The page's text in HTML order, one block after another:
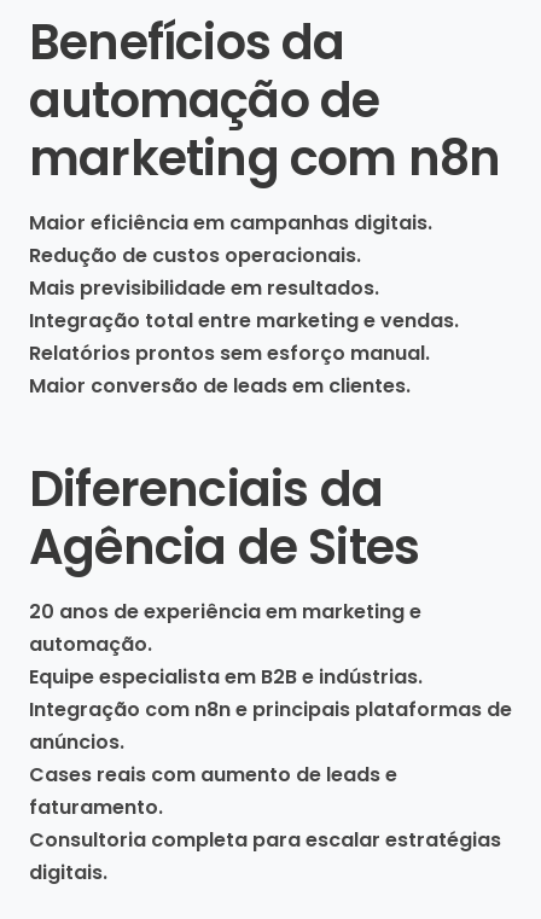
Benefícios da
automação de
marketing com n8n
Maior eficiência em campanhas digitais.
Redução de custos operacionais.
Mais previsibilidade em resultados.
Integração total entre marketing e vendas.
Relatórios prontos sem esforço manual.
Maior conversão de leads em clientes.
Diferenciais da
Agência de Sites
20 anos de experiência em marketing e
automação.
Equipe especialista em B2B e indústrias.
Integração com n8n e principais plataformas de
anúncios.
Cases reais com aumento de leads e
faturamento.
Consultoria completa para escalar estratégias
digitais.